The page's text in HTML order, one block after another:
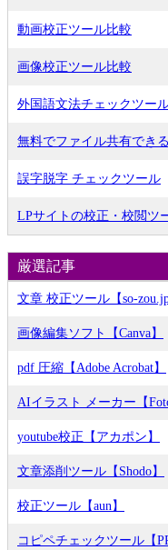
動画校正ツール比較
画像校正ツール比較
外国語文法チェックツー
無料でファイル共有でき
誤字脱字 チェックツール
LPサイトの校正・校閲ツ
厳選記事
文章 校正ツール【so-zou.jp
画像編集ソフト【Canva】
pdf 圧縮【Adobe Acrobat】
AIイラスト メーカー【
youtube校正【アカポン】
文章添削ツール【Shodo】
校正ツール【aun】
コピペチェックツール【